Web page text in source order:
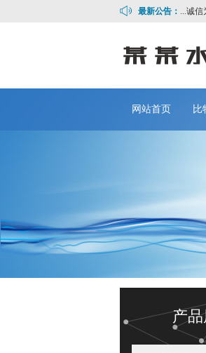
最新公告：诚信为本
网站首页 比
产